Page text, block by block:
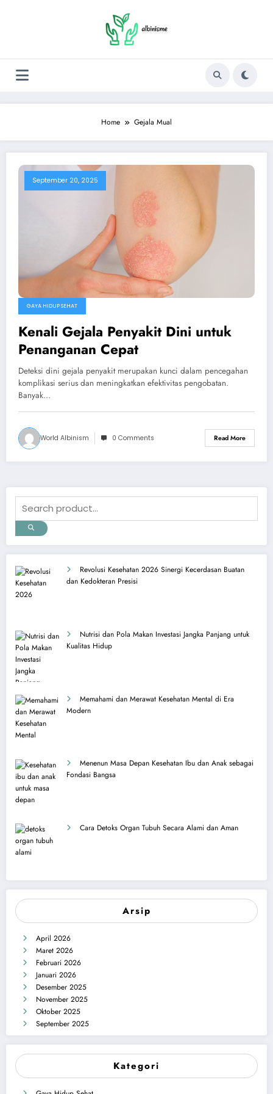
Home Gejala Mual
September 20, 2025
GAYA HIDUP SEHAT
Kenali Gejala Penyakit Dini untuk
Penanganan Cepat
Deteksi dini gejala penyakit merupakan kunci dalam pencegahan
komplikasi serius dan meningkatkan efektivitas pengobatan.
Banyak…
World Albinism 0 Comments Read More
Revolusi Kesehatan 2026 Sinergi Kecerdasan Buatan
dan Kedokteran Presisi
Nutrisi dan Pola Makan Investasi Jangka Panjang untuk
Kualitas Hidup
Memahami dan Merawat Kesehatan Mental di Era
Modern
Menenun Masa Depan Kesehatan Ibu dan Anak sebagai
Fondasi Bangsa
Cara Detoks Organ Tubuh Secara Alami dan Aman
Arsip
April 2026
Maret 2026
Februari 2026
Januari 2026
Desember 2025
November 2025
Oktober 2025
September 2025
Kategori